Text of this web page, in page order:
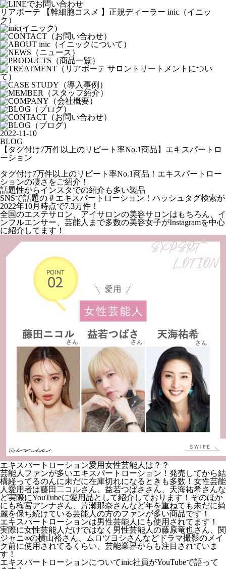
リアボーテ 【幹細胞コスメ 】正規ディーラー inic（イニッ
ク）
2022-11-10
BLOG
【タグ付け7万件以上のリピート率No.1商品】エキスパートロ
ーション
タグ付け7万件以上のリピート率No.1商品！エキスパートロー
ションの凄さをご紹介！
話題性からインスタでの紹介も多い製品
SNSで話題の＃エキスパートローション！ハッシュタグ検索が
2022年10月時点で7.3万件！
全国のエステサロン、アイサロンの美容サロンはもちろん、イ
ンフルエンサー、芸能人まで多数の美容女子がInstagramを中心
に紹介してます！
エキスパートローション愛用女性芸能人は？？
芸能人ファンが多いエキスパートローション！発売してから結
構経ってるのんに未だに在庫切れになるときも多数！女性芸能
人愛用者は藤田二コルさん、益若つばささん、天海祐希さんな
ど実際にYouTubeに愛用品として紹介しております！そのほか
にも梅宮アンナさん、片瀬那奈さんなど年を重ねても未だに綺
麗を保ち続けている芸能人の方のファンが多い商品です！
エキスパートローションは男性芸能人にも使用されてます！
実際に女性芸能人だけではなく男性芸能人の藤原竜也さん、関
ジャニ∞の横山裕さん、ムロツヨシさんなどドラマ撮影のメイ
ク前に使用されてるくらい、芸能業界からも注目されていま
す！
エキスパートローションについてinic社員がYouTubeで語って